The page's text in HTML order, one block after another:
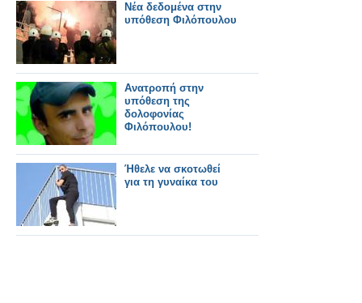
Νέα δεδομένα στην
υπόθεση Φιλόπουλου
Ανατροπή στην
υπόθεση της
δολοφονίας
Φιλόπουλου!
Ήθελε να σκοτωθεί
για τη γυναίκα του